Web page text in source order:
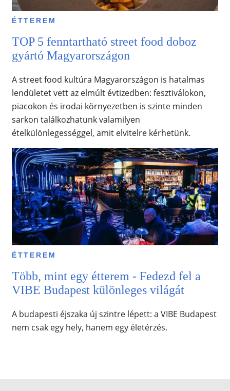
ÉTTEREM
TOP 5 fenntartható street food doboz
gyártó Magyarországon
A street food kultúra Magyarországon is hatalmas
lendületet vett az elmúlt évtizedben: fesztiválokon,
piacokon és irodai környezetben is szinte minden
sarkon találkozhatunk valamilyen
ételkülönlegességgel, amit elvitelre kérhetünk.
ÉTTEREM
Több, mint egy étterem - Fedezd fel a
VIBE Budapest különleges világát
A budapesti éjszaka új szintre lépett: a VIBE Budapest
nem csak egy hely, hanem egy életérzés.